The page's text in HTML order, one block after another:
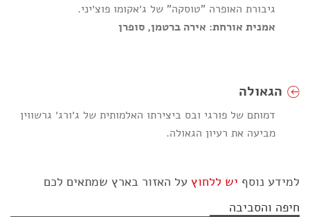
גיבורת האופרה "טוסקה" של ג׳אקומו פוצ׳יני.
אמנית אורחת: אירה ברטמן, סופרן
הגאולה
דמותם של פורגי ובס ביצירתו האלמותית של ג׳ורג׳ גרשווין
מביעה את רעיון הגאולה.
למידע נוסף יש ללחוץ על האזור בארץ שמתאים לכם
חיפה והסביבה